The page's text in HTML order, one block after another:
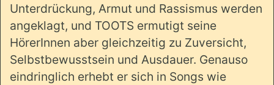
Unterdrückung, Armut und Rassismus werden
angeklagt, und TOOTS ermutigt seine
HörerInnen aber gleichzeitig zu Zuversicht,
Selbstbewusstsein und Ausdauer. Genauso
eindringlich erhebt er sich in Songs wie